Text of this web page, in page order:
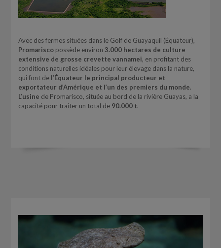
Avec des fermes situées dans le Golf de Guayaquil (Équateur),
Promariscopossède environ 3.000 hectares de culture
extensive de grosse crevette vannamei, en profitant des
conditions naturelles idéales pour leur élevage dans la nature,
qui font de l’Équateur le principal producteur et
exportateur d’Amérique et l’un des premiers du monde.
L’usine de Promarisco, située au bord de la rivière Guayas, a la
capacité pour traiter un total de 90.000 t.